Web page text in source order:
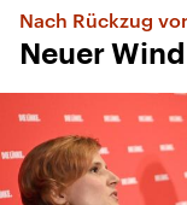
Nach Rückzug
Neuer